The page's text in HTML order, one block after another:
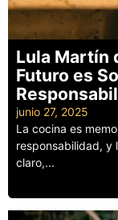
Lula Martín
Futuro es
junio 27, 2025
La cocina es
responsabilidad, y
claro,...